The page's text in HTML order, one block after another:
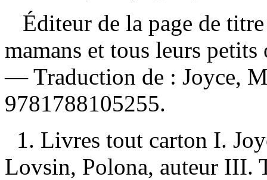
Éditeur de la page de
mamans et tous leurs
—Traduction de : Joyce,
9781788105255.
1. Livres tout carton I.
Lovsin, Polona, auteur III.